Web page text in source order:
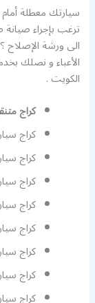
سيارتك معطلة
ترغب بإجراء صيانة
الى ورشة
الأعباء و نصلك
الكويت .
كراج
كراج
كراج
كراج
كراج
كراج
كراج
كراج